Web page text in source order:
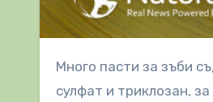
Много пасти за зъби съдържат вредни химикали като флуорид, глицерин, пропилен гликол, натриев лаурил
сулфат и триклозан,